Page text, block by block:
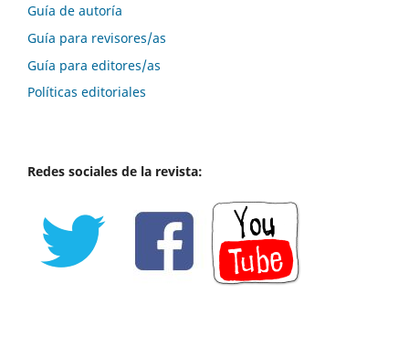
Guía de autoría
Guía para revisores/as
Guía para editores/as
Políticas editoriales
Redes sociales de la revista: